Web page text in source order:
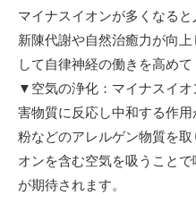
マイナスイオンが多くなると
新陳代謝や自然治癒力が向
して自律神経の働きを高めて
▼空気の浄化：マイナスイ
害物質に反応し中和する作
粉などのアレルゲン物質を
オンを含む空気を吸うこと
が期待されます。